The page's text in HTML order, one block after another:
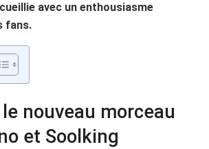
avec un enthousiasme
fans.
le nouveau morceau
et Soolking